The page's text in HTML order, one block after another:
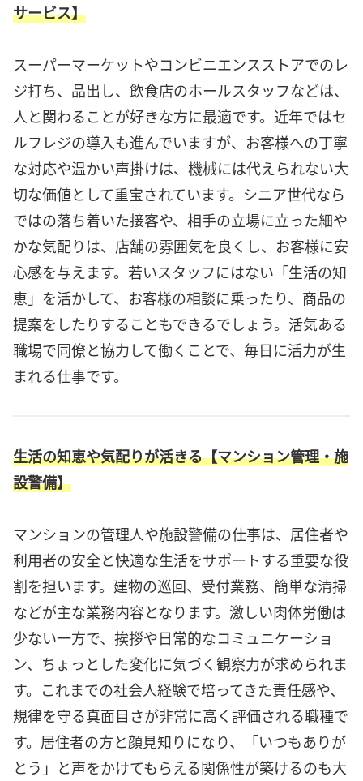
サービス】
スーパーマーケットやコンビニエンスストアでのレ
ジ打ち、品出し、飲食店のホールスタッフなどは、
人と関わることが好きな方に最適です。近年ではセ
ルフレジの導入も進んでいますが、お客様への丁寧
な対応や温かい声掛けは、機械には代えられない大
切な価値として重宝されています。シニア世代なら
ではの落ち着いた接客や、相手の立場に立った細や
かな気配りは、店舗の雰囲気を良くし、お客様に安
心感を与えます。若いスタッフにはない「生活の知
恵」を活かして、お客様の相談に乗ったり、商品の
提案をしたりすることもできるでしょう。活気ある
職場で同僚と協力して働くことで、毎日に活力が生
まれる仕事です。
生活の知恵や気配りが活きる【マンション管理・施
設警備】
マンションの管理人や施設警備の仕事は、居住者や
利用者の安全と快適な生活をサポートする重要な役
割を担います。建物の巡回、受付業務、簡単な清掃
などが主な業務内容となります。激しい肉体労働は
少ない一方で、挨拶や日常的なコミュニケーショ
ン、ちょっとした変化に気づく観察力が求められま
す。これまでの社会人経験で培ってきた責任感や、
規律を守る真面目さが非常に高く評価される職種で
す。居住者の方と顔見知りになり、「いつもありが
とう」と声をかけてもらえる関係性が築けるのも大